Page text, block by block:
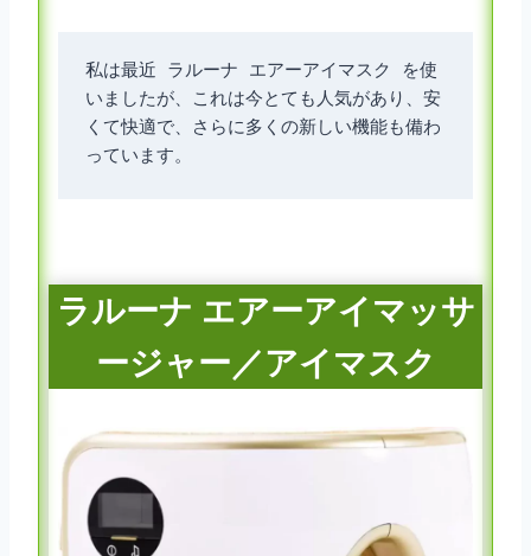
私は最近 ラルーナ エアーアイマスク を使
いましたが、これは今とても人気があり、安
くて快適で、さらに多くの新しい機能も備わ
っています。
ラルーナ エアーアイマッサ
ージャー／アイマスク